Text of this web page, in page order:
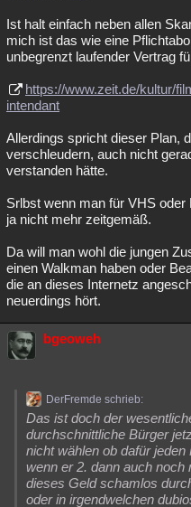
Ist halt einfach neben allen
mich ist das wie eine
unbegrenzt laufender Vertrag
https://www.zeit.de/kultur/
intendant
Allerdings spricht dieser Plan,
verschleudern, auch nicht
verstanden hätte.
Srlbst wenn man für VHS
ja nicht mehr zeitgemäß.
Da will man wohl die jungen
einen Walkman haben oder
die an dieses Internetz
neuerdings hört.
bgeoweh
DerFremde schrieb:
Das ist doch der
durchschnittliche Bürger
nicht wählen ob dafür
wenn er 2. dann auch
dieses Geld schamlos
oder in irgendwelchen